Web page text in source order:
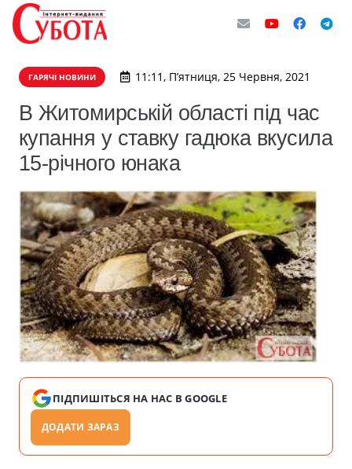
ГАРЯЧІ НОВИНИ 11:11, П’ятниця, 25 Червня, 2021
В Житомирській області під час
купання у ставку гадюка вкусила
15-річного юнака
ПІДПИШІТЬСЯ НА НАС В GOOGLE
ДОДАТИ ЗАРАЗ